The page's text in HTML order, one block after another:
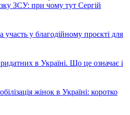
ЗСУ: при чому тут Сергій
участь у благодійному проєкті для
в Україні. Що це означає і
жінок в Україні: коротко